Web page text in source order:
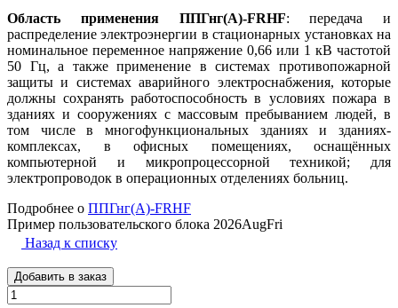
Область применения ППГнг(А)-FRHF: передача и
распределение электроэнергии в стационарных установках на
номинальное переменное напряжение 0,66 или 1 кВ частотой
50 Гц, а также применение в системах противопожарной
защиты и системах аварийного электроснабжения, которые
должны сохранять работоспособность в условиях пожара в
зданиях и сооружениях с массовым пребыванием людей, в
том числе в многофункциональных зданиях и зданиях-
комплексах, в офисных помещениях, оснащённых
компьютерной и микропроцессорной техникой; для
электропроводок в операционных отделениях больниц.
Подробнее о ППГнг(А)-FRHF
Пример пользовательского блока 2026AugFri
Назад к списку
Добавить в заказ